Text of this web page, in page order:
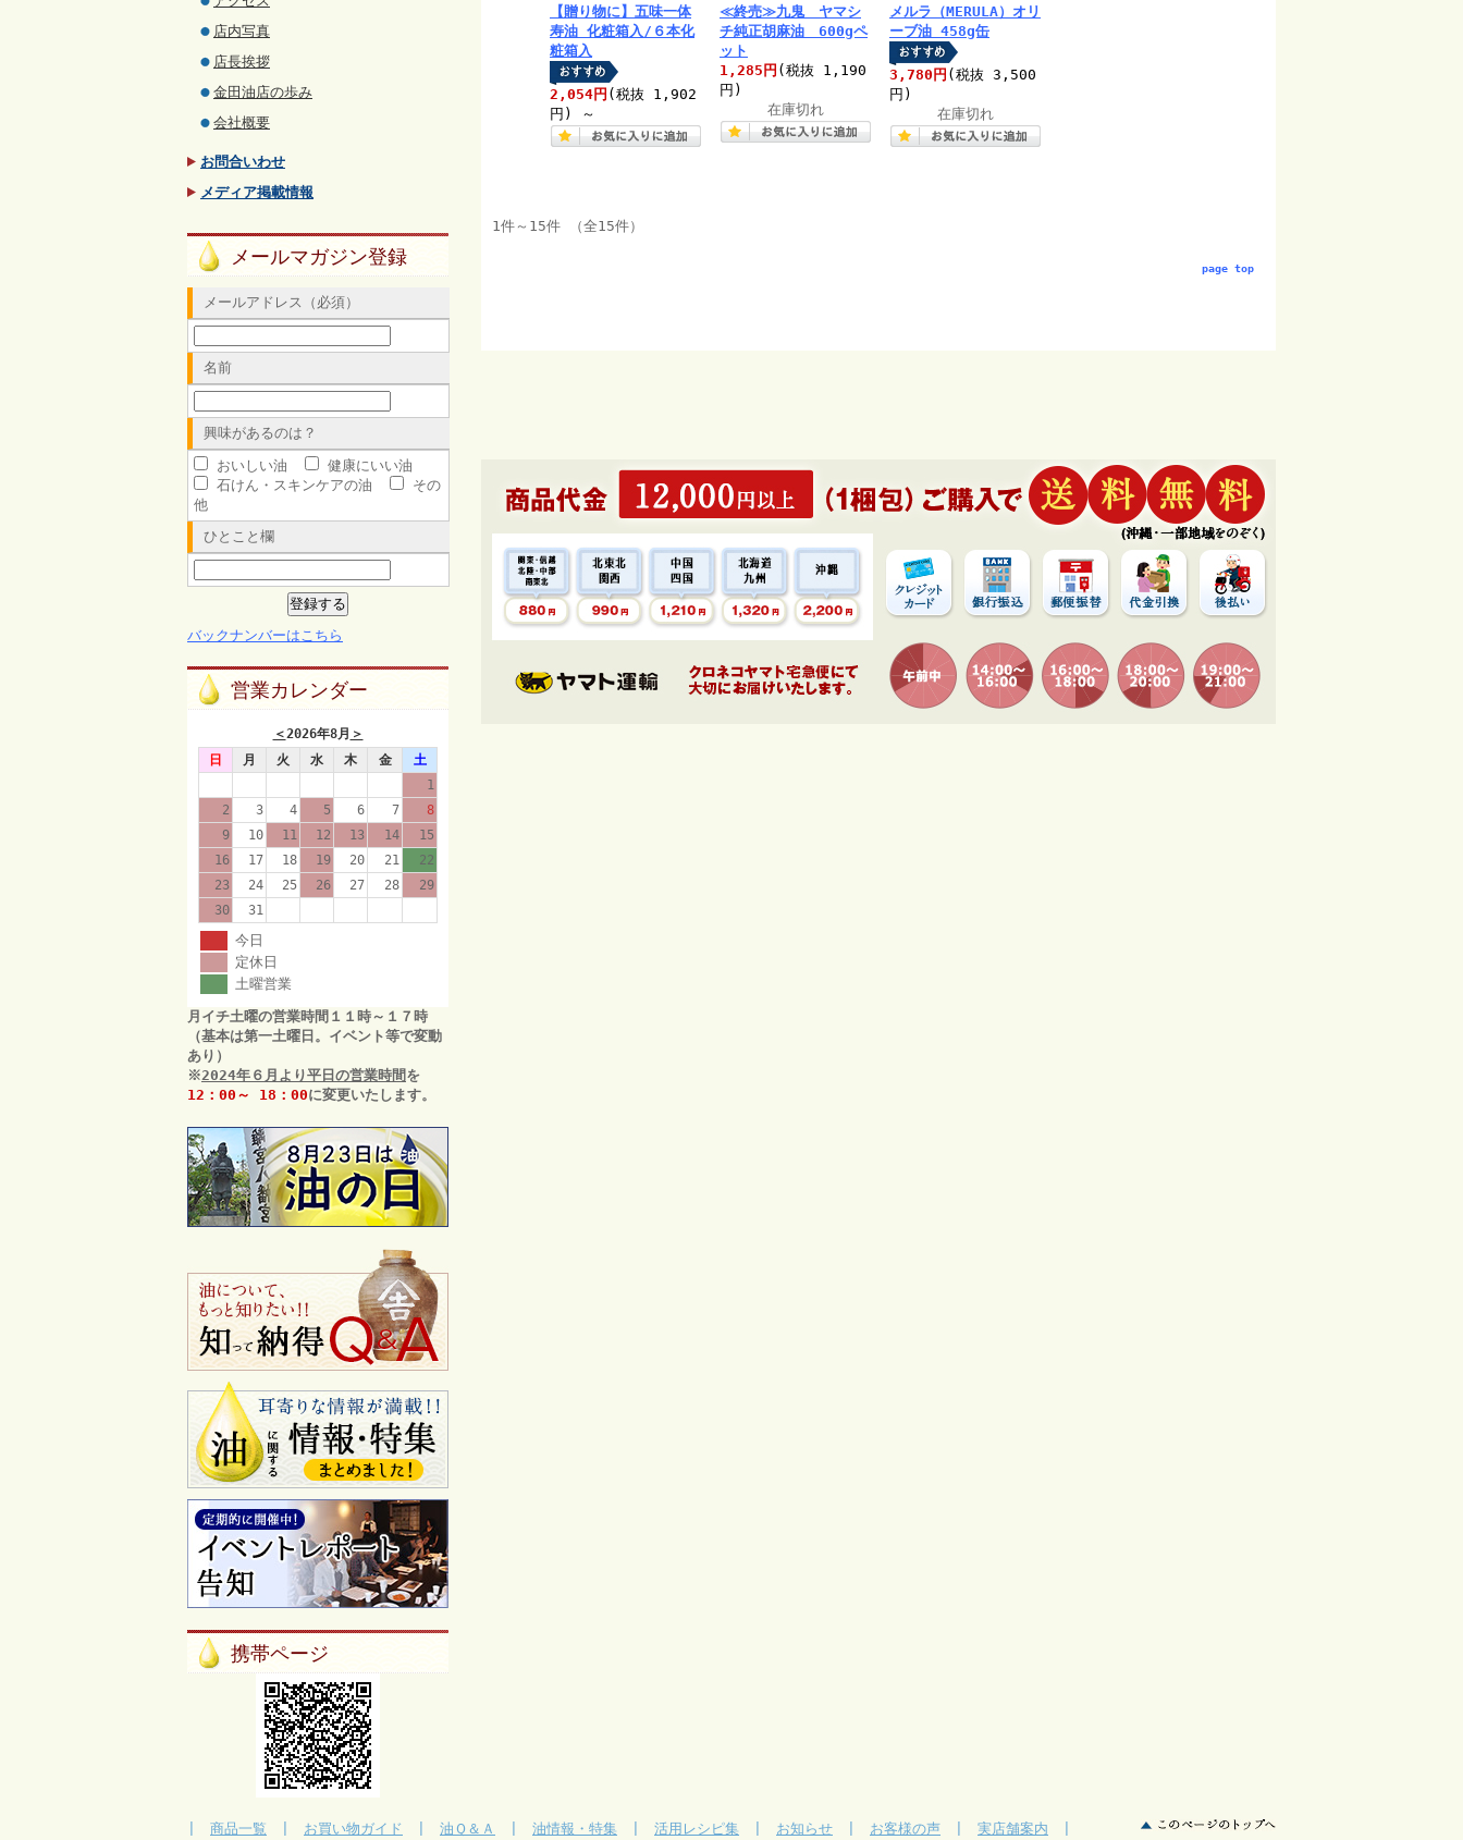
店内写真
店長挨拶
金田油店の歩み
会社概要
お問合いわせ
メディア掲載情報
メールマガジン登録
メールアドレス（必須）
名前
興味があるのは？
おいしい油
健康にいい油
石けん・スキンケアの油
その
他
ひとこと欄
バックナンバーはこちら
営業カレンダー
＜2026年8月 ＞
日
月 火 水 木 金
土
1
2
3 4 5 6 7
8
9
10 11 12 13 14
15
16
17 18 19 20 21
22
23
24 25 26 27 28
29
30
31
今日
定休日
土曜営業
月イチ土曜の営業時間１１時～１７時
（基本は第一土曜日。イベント等で変動
あり）
※2024年６月より平日の営業時間 を
12：00～ 18：00に変更いたします。
携帯ページ
【贈り物に】五味一体
寿油 化粧箱入/６本化
粧箱入
2,054円 (税抜 1,902
円)
～
≪終売≫九鬼 ヤマシ
チ純正胡麻油 600gペ
ット
1,285円 (税抜 1,190
円)
在庫切れ
メルラ（MERULA）オリ
ーブ油 458g缶
3,780円 (税抜 3,500
円)
在庫切れ
1件～15件 （全15件）
page top
商品一覧 お買い物ガイド 油Ｑ＆Ａ 油情報・特集 活用レシピ集 お知らせ お客様の声 実店舗案内